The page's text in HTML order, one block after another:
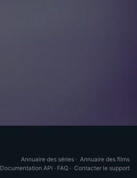
Annuaire des séries · Annuaire des films
Documentation API · FAQ · Contacter le support